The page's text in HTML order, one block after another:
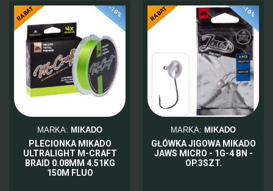
-10%
RABAT
MARKA: MIKADO
PLECIONKA MIKADO
ULTRALIGHT M-CRAFT
BRAID 0.08MM 4.51KG
150M FLUO
-10%
RABAT
MARKA: MIKADO
GŁÓWKA JIGOWA MIKADO
JAWS MICRO - 1G-4 BN -
OP.3SZT.